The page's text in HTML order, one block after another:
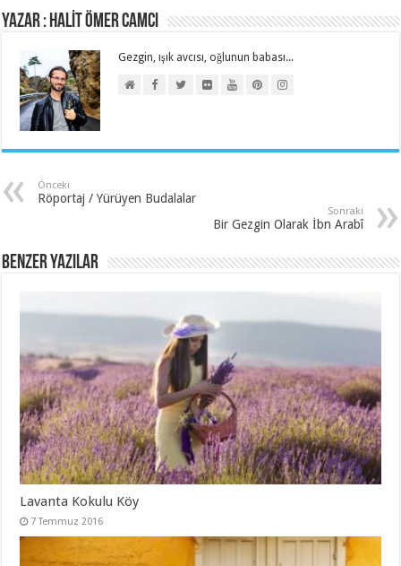
Yazar : HALİT ÖMER CAMCI
Gezgin, ışık avcısı, oğlunun babası...
Önceki
Röportaj / Yürüyen Budalalar
Sonraki
Bir Gezgin Olarak İbn Arabî
Benzer Yazılar
Lavanta Kokulu Köy
7 Temmuz 2016